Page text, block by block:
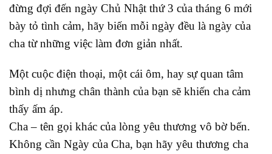
đừng đợi đến ngày Chủ Nhật thứ 3 của tháng 6 mới
bày tỏ tình cảm, hãy biến mỗi ngày đều là ngày của
cha từ những việc làm đơn giản nhất.
Một cuộc điện thoại, một cái ôm, hay sự quan tâm
bình dị nhưng chân thành của bạn sẽ khiến cha cảm
thấy ấm áp.
Cha – tên gọi khác của lòng yêu thương vô bờ bến.
Không cần Ngày của Cha, bạn hãy yêu thương cha